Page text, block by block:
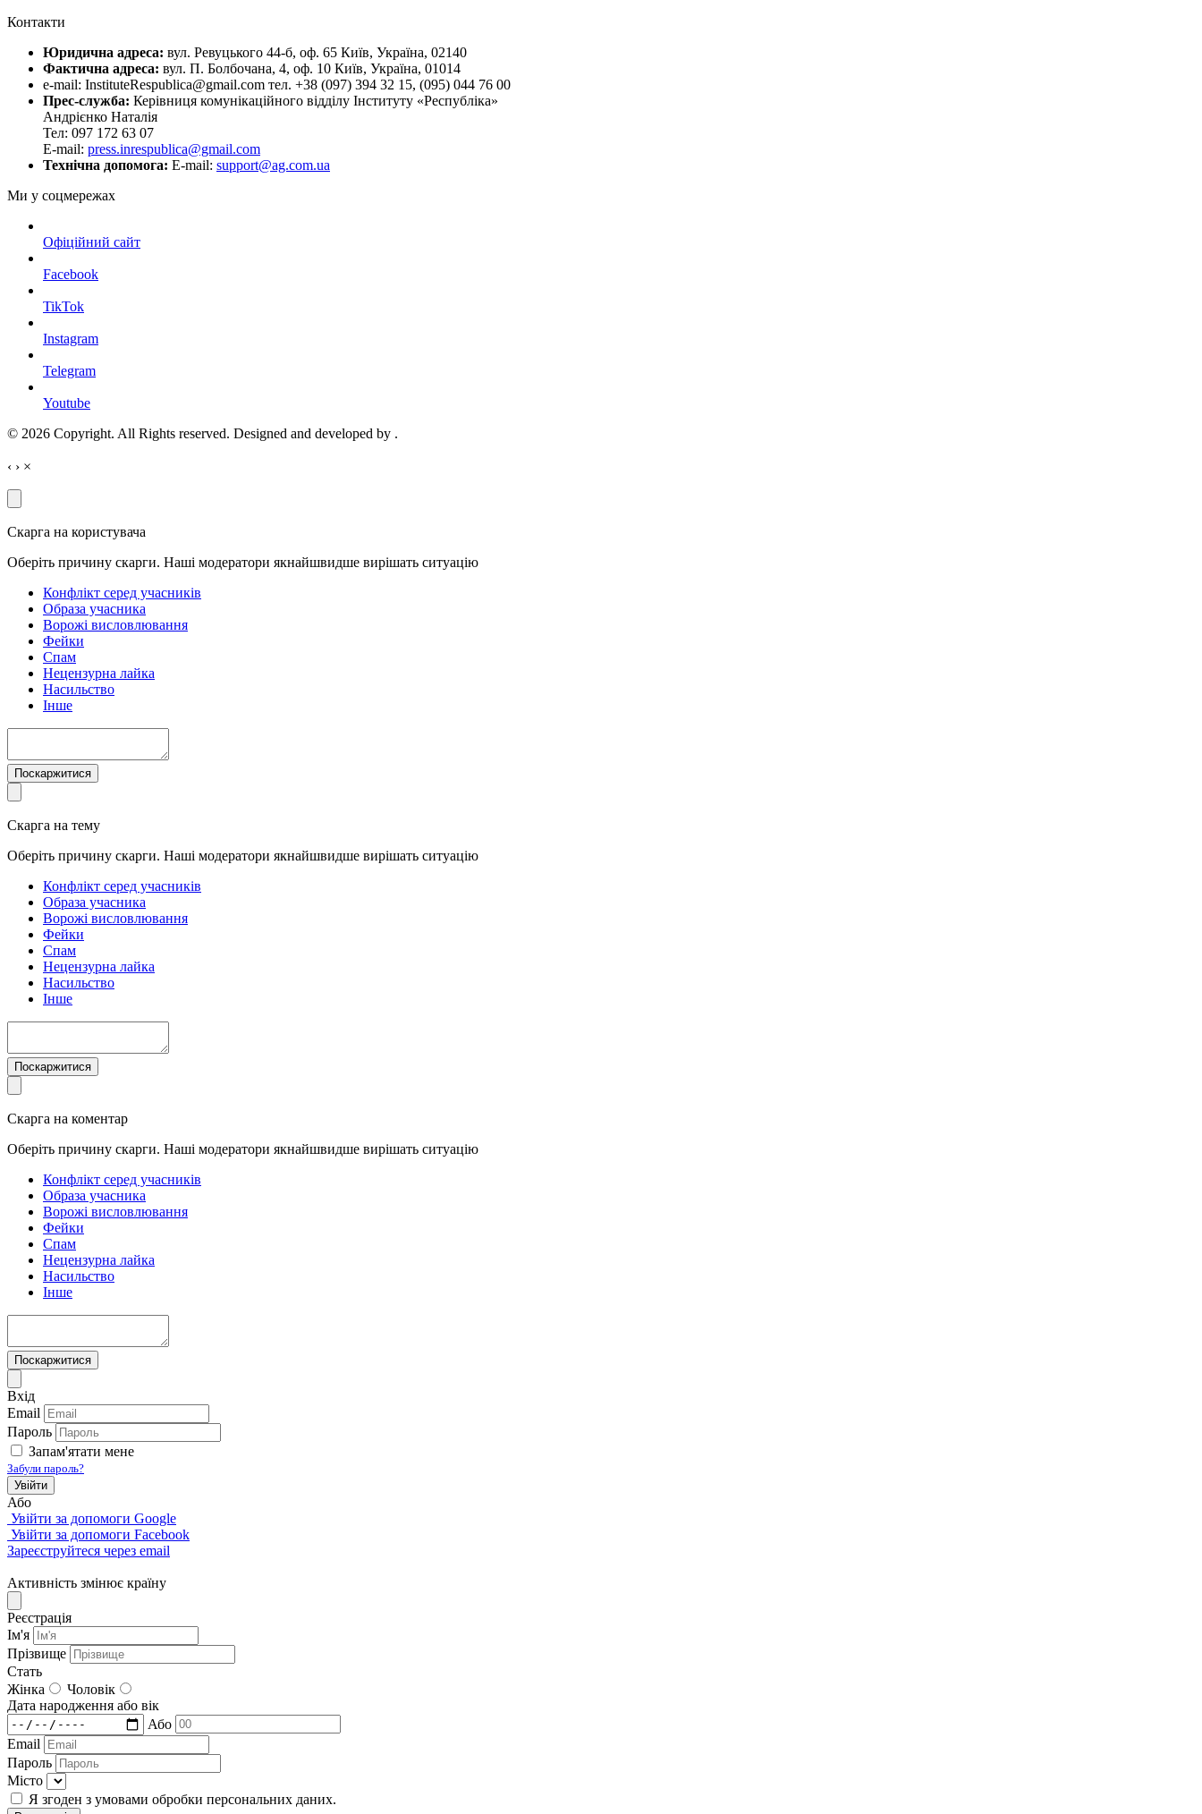
Контакти
Юридична адреса: вул. Ревуцького 44-б, оф. 65 Київ, Україна, 02140
Фактична адреса: вул. П. Болбочана, 4, оф. 10 Київ, Україна, 01014
e-mail: InstituteRespublica@gmail.com тел. +38 (097) 394 32 15, (095) 044 76 00
Прес-служба: Керівниця комунікаційного відділу Інституту «Республіка»
Андрієнко Наталія
Тел: 097 172 63 07
E-mail: press.inrespublica@gmail.com
Технічна допомога: E-mail: support@ag.com.ua
Ми у соцмережах
Офіційний сайт
Facebook
TikTok
Instagram
Telegram
Youtube
© 2026 Copyright. All Rights reserved. Designed and developed by .
‹ › ×
Скарга на користувача
Оберіть причину скарги. Наші модератори якнайшвидше вирішать ситуацію
Конфлікт серед учасників
Образа учасника
Ворожі висловлювання
Фейки
Спам
Нецензурна лайка
Насильство
Інше
Поскаржитися
Скарга на тему
Оберіть причину скарги. Наші модератори якнайшвидше вирішать ситуацію
Конфлікт серед учасників
Образа учасника
Ворожі висловлювання
Фейки
Спам
Нецензурна лайка
Насильство
Інше
Поскаржитися
Скарга на коментар
Оберіть причину скарги. Наші модератори якнайшвидше вирішать ситуацію
Конфлікт серед учасників
Образа учасника
Ворожі висловлювання
Фейки
Спам
Нецензурна лайка
Насильство
Інше
Поскаржитися
Вхід
Email
Пароль
Запам'ятати мене
Забули пароль?
Увійти
Або
Увійти за допомоги Google
Увійти за допомоги Facebook
Зареєструйтеся через email
Активність змінює країну
Реєстрація
Iм'я
Прізвище
Стать
Жінка
Чоловік
Дата народження або вік
Або
Email
Пароль
Місто
Я згоден з умовами обробки персональних даних.